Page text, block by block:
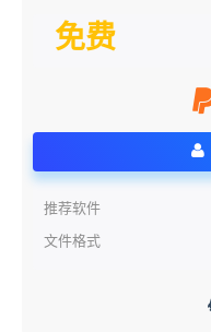
免费
推荐软件
文件格式